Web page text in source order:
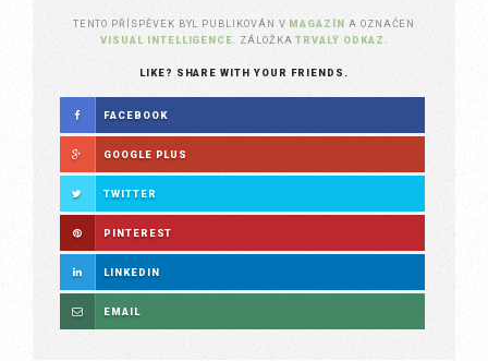
TENTO PŘÍSPĚVEK BYL PUBLIKOVÁN V MAGAZÍN A OZNAČEN
VISUAL INTELLIGENCE
. ZÁLOŽKATRVALÝ ODKAZ
LIKE? SHARE WITH YOUR FRIENDS.
FACEBOOK
GOOGLE PLUS
TWITTER
PINTEREST
LINKEDIN
EMAIL